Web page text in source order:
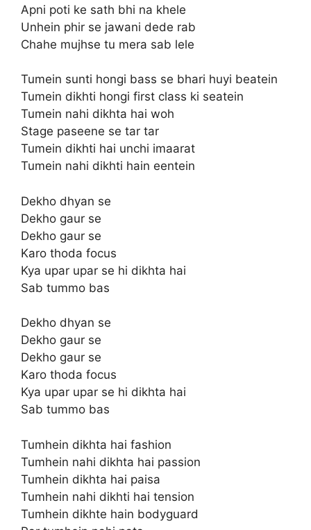
Apni poti ke sath bhi na khele
Unhein phir se jawani dede rab
Chahe mujhse tu mera sab lele
Tumein sunti hongi bass se bhari huyi beatein
Tumein dikhti hongi first class ki seatein
Tumein nahi dikhta hai woh
Stage paseene se tar tar
Tumein dikhti hai unchi imaarat
Tumein nahi dikhti hain eentein
Dekho dhyan se
Dekho gaur se
Dekho gaur se
Karo thoda focus
Kya upar upar se hi dikhta hai
Sab tummo bas
Dekho dhyan se
Dekho gaur se
Dekho gaur se
Karo thoda focus
Kya upar upar se hi dikhta hai
Sab tummo bas
Tumhein dikhta hai fashion
Tumhein nahi dikhta hai passion
Tumhein dikhta hai paisa
Tumhein nahi dikhti hai tension
Tumhein dikhte hain bodyguard